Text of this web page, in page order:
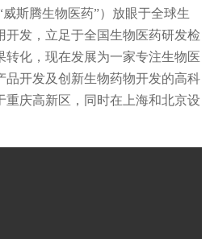
威斯腾生物医药”）放眼于全球生
开发，立足于全国生物医药研发检
转化，现在发展为一家专注生物医
品开发及创新生物药物开发的高科
重庆高新区，同时在上海和北京设